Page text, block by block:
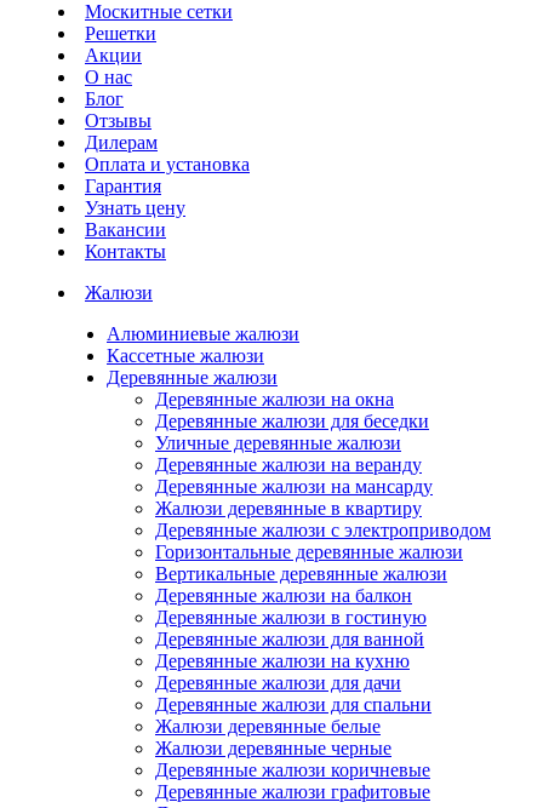
Москитные сетки
Решетки
Акции
О нас
Блог
Отзывы
Дилерам
Оплата и установка
Гарантия
Узнать цену
Вакансии
Контакты
Жалюзи
Алюминиевые жалюзи
Кассетные жалюзи
Деревянные жалюзи
Деревянные жалюзи на окна
Деревянные жалюзи для беседки
Уличные деревянные жалюзи
Деревянные жалюзи на веранду
Деревянные жалюзи на мансарду
Жалюзи деревянные в квартиру
Деревянные жалюзи с электроприводом
Горизонтальные деревянные жалюзи
Вертикальные деревянные жалюзи
Деревянные жалюзи на балкон
Деревянные жалюзи в гостиную
Деревянные жалюзи для ванной
Деревянные жалюзи на кухню
Деревянные жалюзи для дачи
Деревянные жалюзи для спальни
Жалюзи деревянные белые
Жалюзи деревянные черные
Деревянные жалюзи коричневые
Деревянные жалюзи графитовые